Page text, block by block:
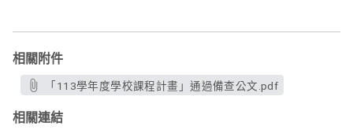
相關附件
「113學年度學校課程計畫」通過備查公文.pdf
相關連結